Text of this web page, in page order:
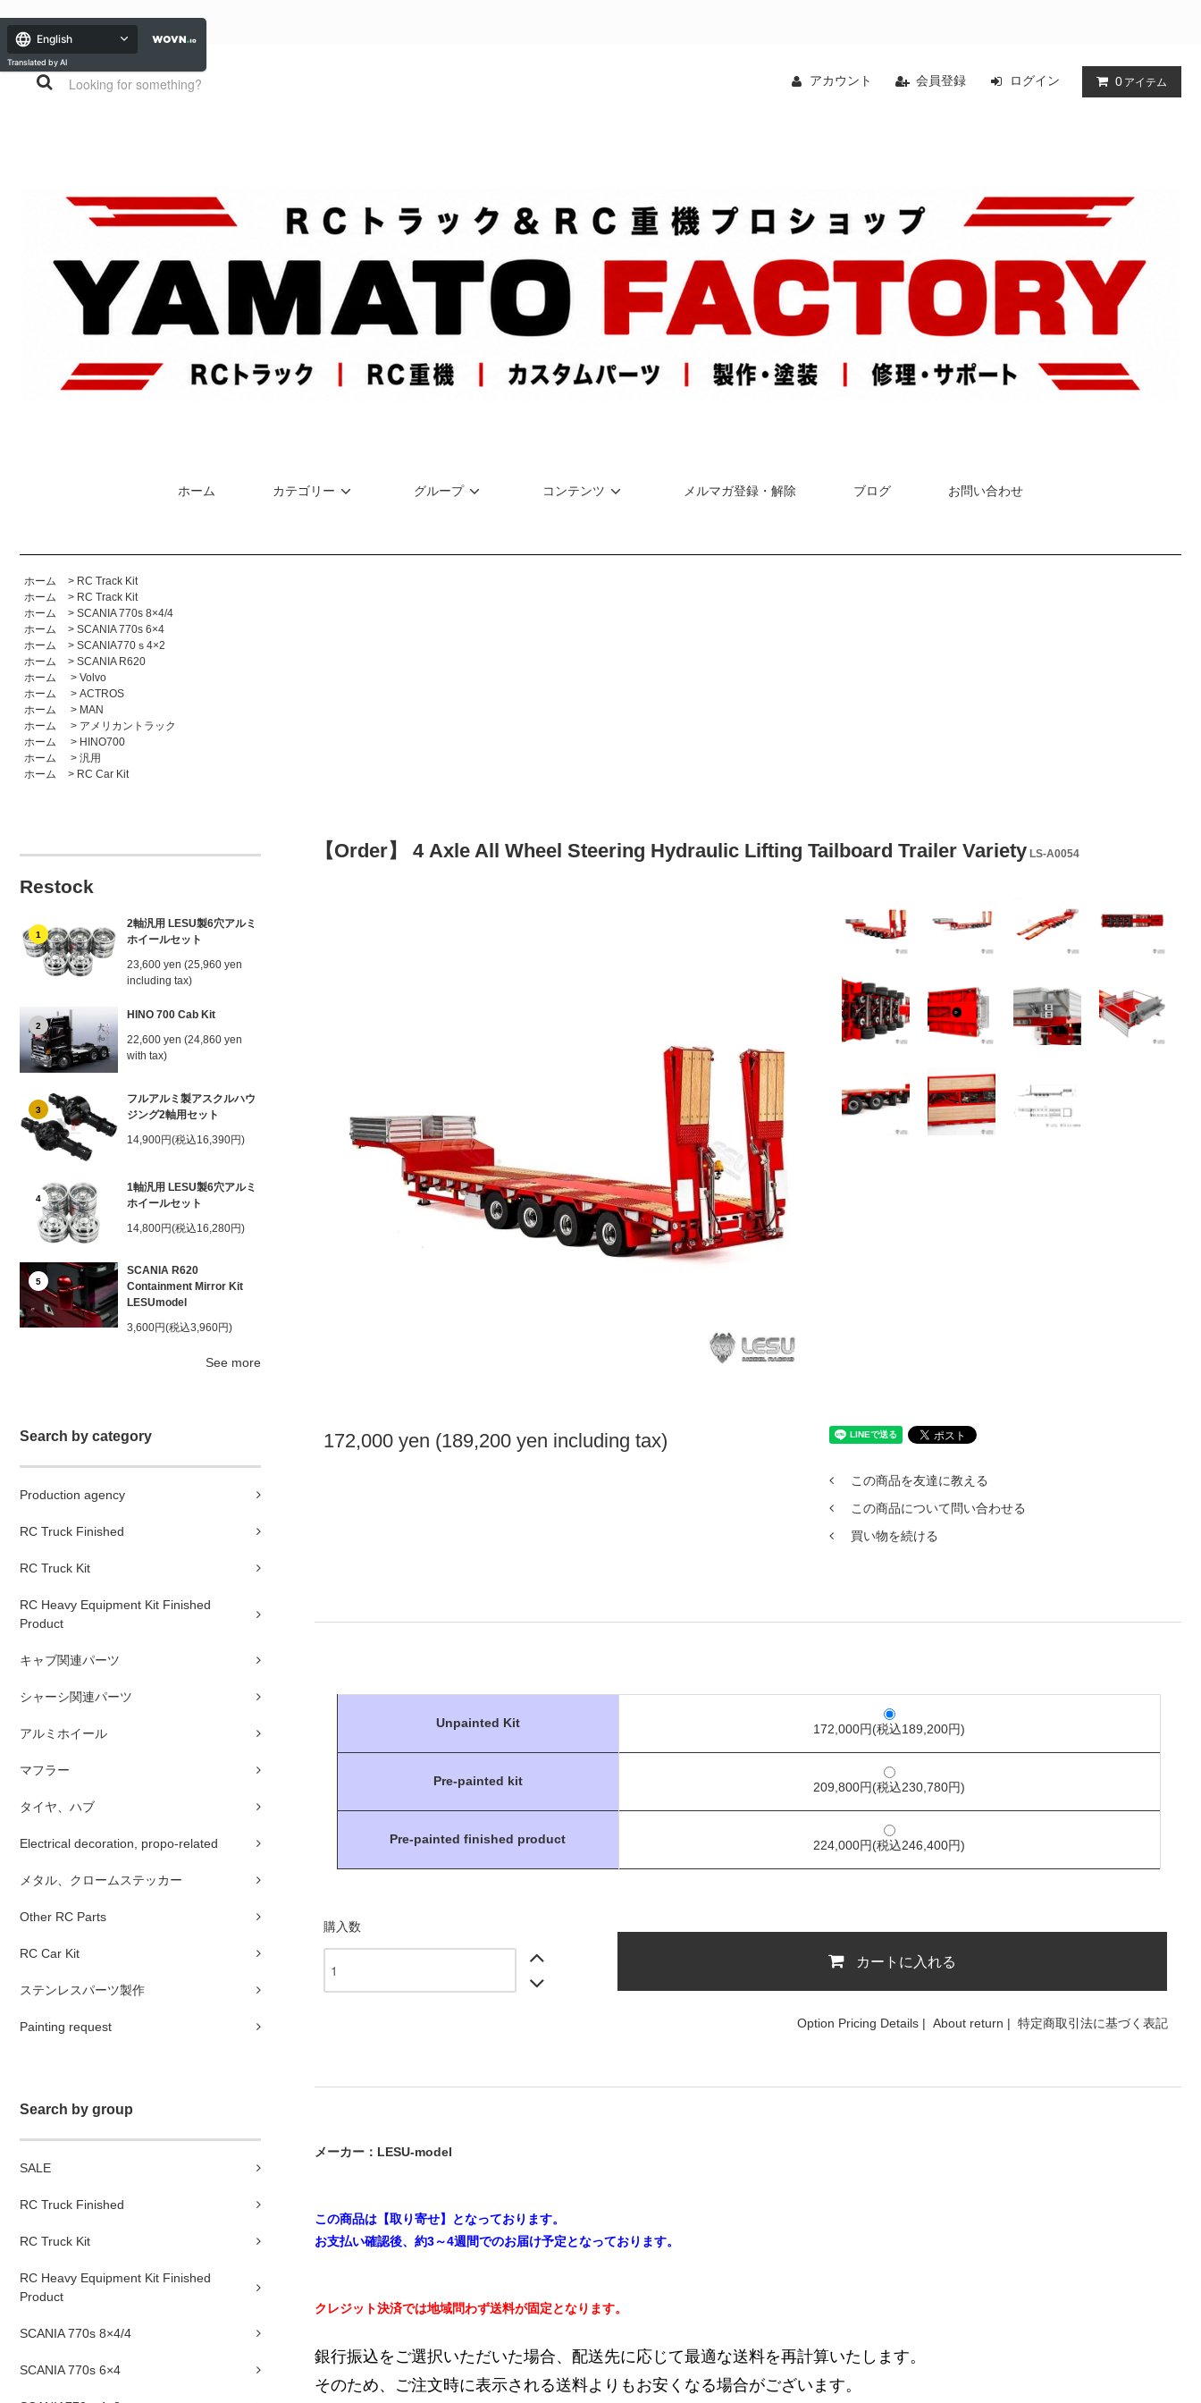
アカウント 会員登録 ログイン 0 アイテム
ホーム カテゴリー グループ コンテンツ メルマガ登録・解除 ブログ お問い合わせ
ホーム > RC Track Kit
ホーム
> RC Track Kit
ホーム
> SCANIA 770s 8×4/4
ホーム
> SCANIA 770s 6×4
ホーム
> SCANIA770ｓ4×2
ホーム
> SCANIA R620
ホーム
> Volvo
ホーム
> ACTROS
ホーム
> MAN
ホーム
> アメリカントラック
ホーム
> HINO700
ホーム
> 汎用
ホーム
> RC Car Kit
Restock
1
2軸汎用 LESU製6穴アルミ
ホイールセット
23,600 yen (25,960 yen
including tax)
2
HINO 700 Cab Kit
22,600 yen (24,860 yen
with tax)
3
フルアルミ製アスクルハウ
ジング2軸用セット
14,900円(税込16,390円)
4
1軸汎用 LESU製6穴アルミ
ホイールセット
14,800円(税込16,280円)
5
SCANIA R620
Containment Mirror Kit
LESUmodel
3,600円(税込3,960円)
See more
Search by category
Production agency
RC Truck Finished
RC Truck Kit
RC Heavy Equipment Kit Finished
Product
キャブ関連パーツ
シャーシ関連パーツ
アルミホイール
マフラー
タイヤ、ハブ
Electrical decoration, propo-related
メタル、クロームステッカー
Other RC Parts
RC Car Kit
ステンレスパーツ製作
Painting request
Search by group
SALE
RC Truck Finished
RC Truck Kit
RC Heavy Equipment Kit Finished
Product
SCANIA 770s 8×4/4
SCANIA 770s 6×4
【Order】 4 Axle All Wheel Steering Hydraulic Lifting Tailboard Trailer Variety LS-A0054
172,000 yen (189,200 yen including tax)
この商品を友達に教える
この商品について問い合わせる
買い物を続ける
Unpainted Kit 172,000円(税込189,200円)
Pre-painted kit 209,800円(税込230,780円)
Pre-painted finished product 224,000円(税込246,400円)
購入数
カートに入れる
Option Pricing Details | About return | 特定商取引法に基づく表記
メーカー：LESU-model
この商品は【取り寄せ】となっております。
お支払い確認後、約3～4週間でのお届け予定となっております。
クレジット決済では地域問わず送料が固定となります。
銀行振込をご選択いただいた場合、配送先に応じて最適な送料を再計算いたします。
そのため、ご注文時に表示される送料よりもお安くなる場合がございます。
English
Translated by AI